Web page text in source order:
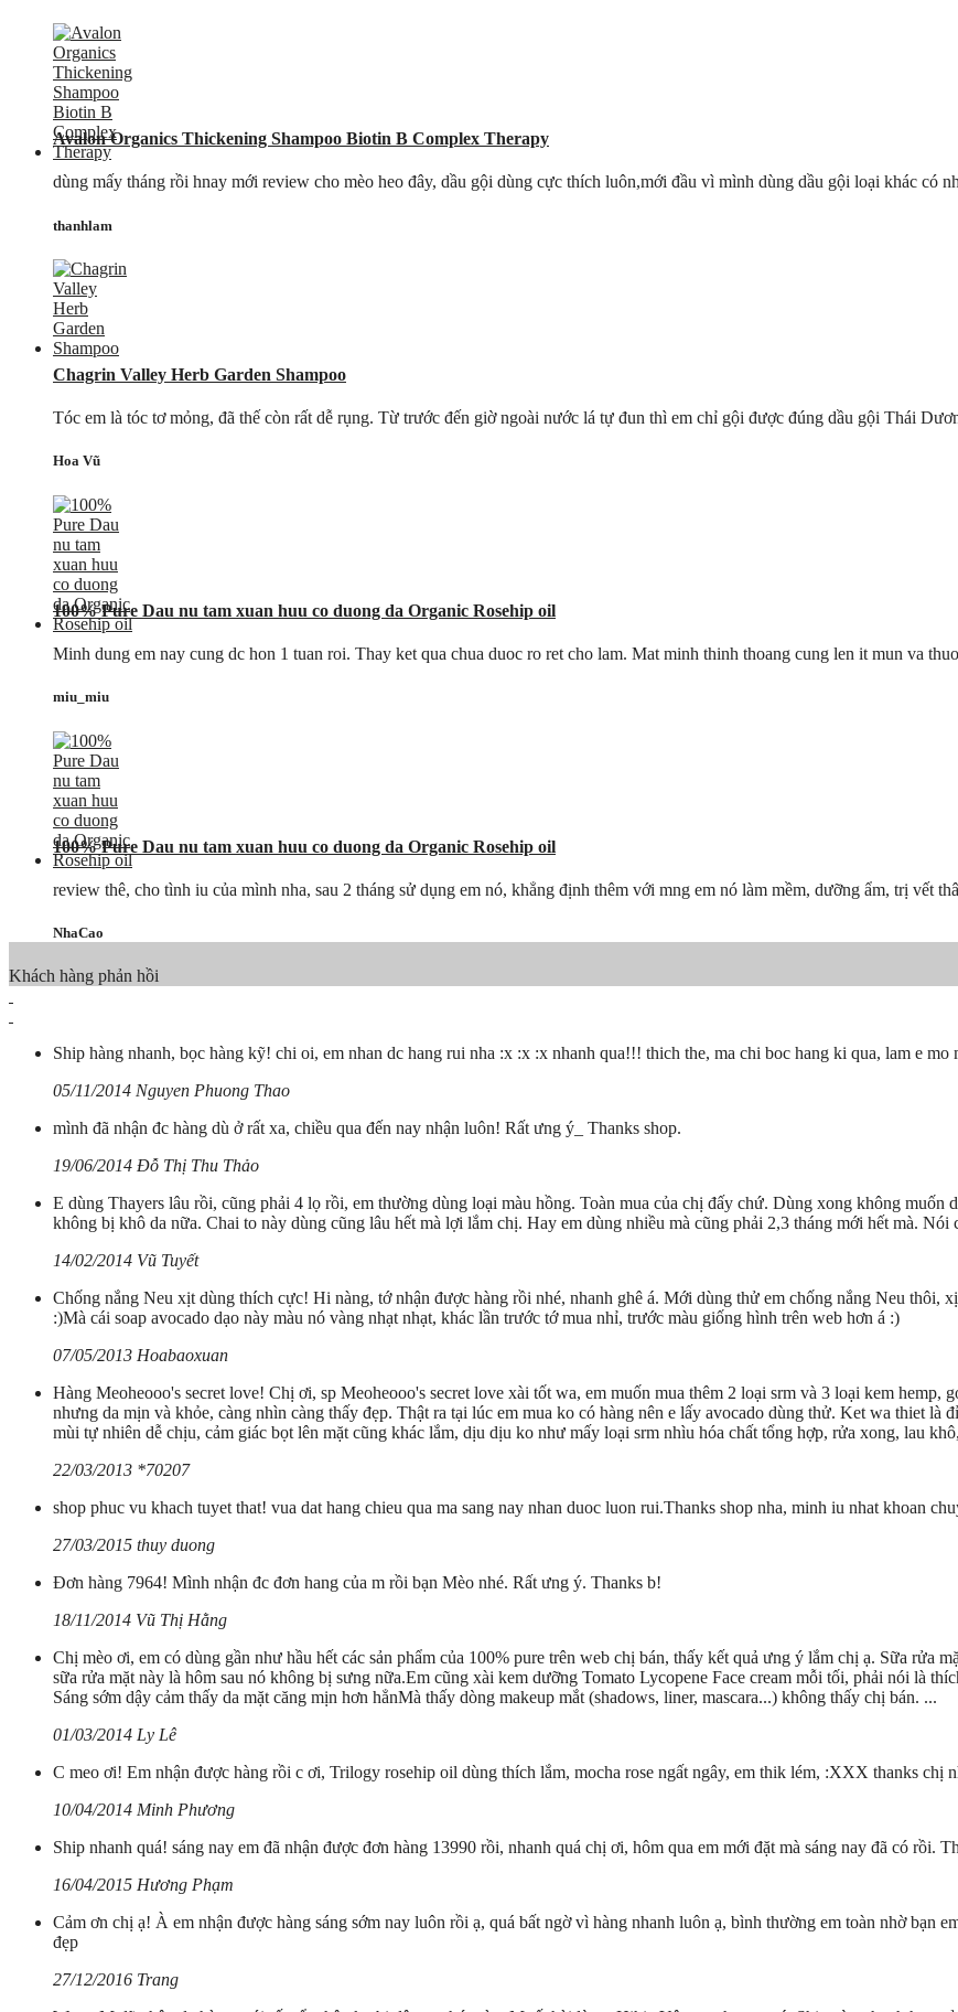
Avalon Organics Thickening Shampoo Biotin B Complex Therapy
dùng mấy tháng rồi hnay mới review cho mèo heo đây, dầu gội dùng cực thích luôn,mới đầu vì mình dùng dầu gội loại khác có
thanhlam
Chagrin Valley Herb Garden Shampoo
Tóc em là tóc tơ mỏng, đã thế còn rất dễ rụng. Từ trước đến giờ ngoài nước lá tự đun thì em chỉ gội được đúng dầu gội Thái
Hoa Vũ
100% Pure Dau nu tam xuan huu co duong da Organic Rosehip oil
Minh dung em nay cung dc hon 1 tuan roi. Thay ket qua chua duoc ro ret cho lam. Mat minh thinh thoang cung len it mun va
miu_miu
100% Pure Dau nu tam xuan huu co duong da Organic Rosehip oil
review thê, cho tình iu của mình nha, sau 2 tháng sử dụng em nó, khẳng định thêm với mng em nó làm mềm, dưỡng ẩm, trị vết
NhaCao
Khách hàng phản hồi
Ship hàng nhanh, bọc hàng kỹ! chi oi, em nhan dc hang rui nha :x :x :x nhanh qua!!! thich the, ma chi boc hang ki qua, lam e mo
05/11/2014 Nguyen Phuong Thao
mình đã nhận đc hàng dù ở rất xa, chiều qua đến nay nhận luôn! Rất ưng ý_ Thanks shop.
19/06/2014 Đỗ Thị Thu Thảo
E dùng Thayers lâu rồi, cũng phải 4 lọ rồi, em thường dùng loại màu hồng. Toàn mua của chị đấy chứ. Dùng xong không
không bị khô da nữa. Chai to này dùng cũng lâu hết mà lợi lắm chị. Hay em dùng nhiều mà cũng phải 2,3 tháng mới hết mà. Nói
14/02/2014 Vũ Tuyết
Chống nắng Neu xịt dùng thích cực! Hi nàng, tớ nhận được hàng rồi nhé, nhanh ghê á. Mới dùng thử em chống nắng Neu
:)Mà cái soap avocado dạo này màu nó vàng nhạt nhạt, khác lần trước tớ mua nhỉ, trước màu giống hình trên web hơn á :)
07/05/2013 Hoabaoxuan
Hàng Meoheooo's secret love! Chị ơi, sp Meoheooo's secret love xài tốt wa, em muốn mua thêm 2 loại srm và 3 loại kem hemp,
nhưng da mịn và khỏe, càng nhìn càng thấy đẹp. Thật ra tại lúc em mua ko có hàng nên e lấy avocado dùng thử. Ket wa thiet
mùi tự nhiên dễ chịu, cảm giác bọt lên mặt cũng khác lắm, dịu dịu ko như mấy loại srm nhìu hóa chất tổng hợp, rửa xong, lau
22/03/2013 *70207
shop phuc vu khach tuyet that! vua dat hang chieu qua ma sang nay nhan duoc luon rui.Thanks shop nha, minh iu nhat khoan
27/03/2015 thuy duong
Đơn hàng 7964! Mình nhận đc đơn hang của m rồi bạn Mèo nhé. Rất ưng ý. Thanks b!
18/11/2014 Vũ Thị Hằng
Chị mèo ơi, em có dùng gần như hầu hết các sản phẩm của 100% pure trên web chị bán, thấy kết quả ưng ý lắm chị ạ. Sữa rửa
sữa rửa mặt này là hôm sau nó không bị sưng nữa.Em cũng xài kem dưỡng Tomato Lycopene Face cream mỗi tối, phải nói là
Sáng sớm dậy cảm thấy da mặt căng mịn hơn hẳnMà thấy dòng makeup mắt (shadows, liner, mascara...) không thấy chị bán. ...
01/03/2014 Ly Lê
C meo ơi! Em nhận được hàng rồi c ơi, Trilogy rosehip oil dùng thích lắm, mocha rose ngất ngây, em thik lém, :XXX thanks chị
10/04/2014 Minh Phương
Ship nhanh quá! sáng nay em đã nhận được đơn hàng 13990 rồi, nhanh quá chị ơi, hôm qua em mới đặt mà sáng nay đã có rồi.
16/04/2015 Hương Phạm
Cảm ơn chị ạ! À em nhận được hàng sáng sớm nay luôn rồi ạ, quá bất ngờ vì hàng nhanh luôn ạ, bình thường em toàn nhờ bạn
đẹp
27/12/2016 Trang